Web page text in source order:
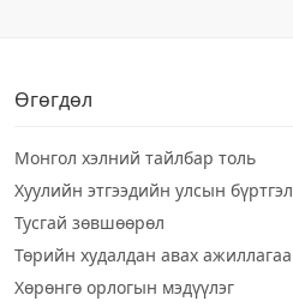
Өгөгдөл
Монгол хэлний тайлбар толь
Хуулийн этгээдийн улсын бүртгэл
Тусгай зөвшөөрөл
Төрийн худалдан авах ажиллагаа
Хөрөнгө орлогын мэдүүлэг